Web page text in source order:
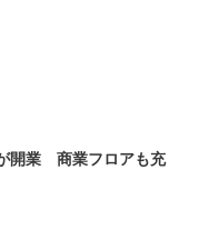
開業 商業フロアも充